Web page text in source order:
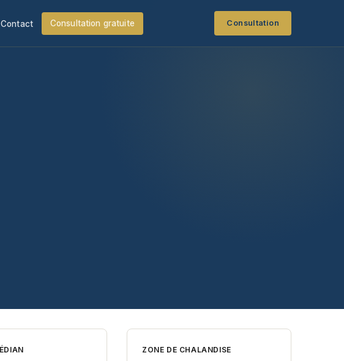
Contact Consultation gratuite Consultation
ZONE DE CHALANDISE